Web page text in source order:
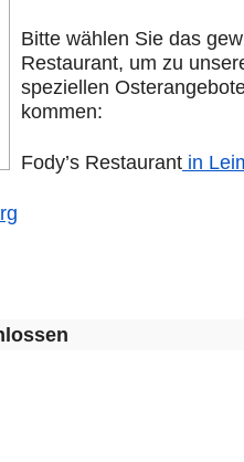
Bitte wählen Sie das
Restaurant, um zu
speziellen
kommen:
Fody’s Restaurant in